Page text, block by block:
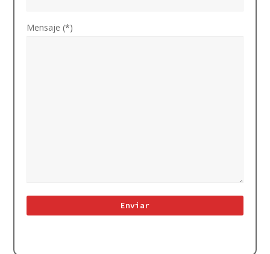
Mensaje (*)